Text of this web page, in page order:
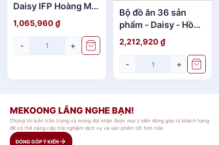
Daisy IFP Hoàng Mai
22 Sản Phẩm Giá rẻ
1,065,960 ₫
- +
Bộ đồ ăn 36 sản
phẩm - Daisy - Hồng
Mai
2,212,920 ₫
- +
MEKOONG LẮNG NGHE BẠN!
Chúng tôi luôn trân trọng và mong đợi nhận được mọi ý kiến đóng góp từ khách hàng
để có thể nâng cấp trải nghiệm dịch vụ và sản phẩm tốt hơn nữa.
ĐÓNG GÓP Ý KIẾN